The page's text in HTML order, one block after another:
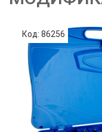
Код: 86256